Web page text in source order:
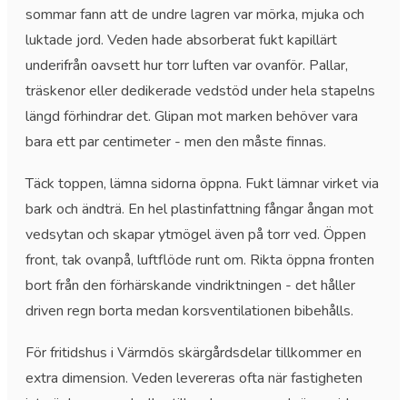
sommar fann att de undre lagren var mörka, mjuka och
luktade jord. Veden hade absorberat fukt kapillärt
underifrån oavsett hur torr luften var ovanför. Pallar,
träskenor eller dedikerade vedstöd under hela stapelns
längd förhindrar det. Glipan mot marken behöver vara
bara ett par centimeter - men den måste finnas.
Täck toppen, lämna sidorna öppna. Fukt lämnar virket via
bark och ändträ. En hel plastinfattning fångar ångan mot
vedsytan och skapar ytmögel även på torr ved. Öppen
front, tak ovanpå, luftflöde runt om. Rikta öppna fronten
bort från den förhärskande vindriktningen - det håller
driven regn borta medan korsventilationen bibehålls.
För fritidshus i Värmdös skärgårdsdelar tillkommer en
extra dimension. Veden levereras ofta när fastigheten